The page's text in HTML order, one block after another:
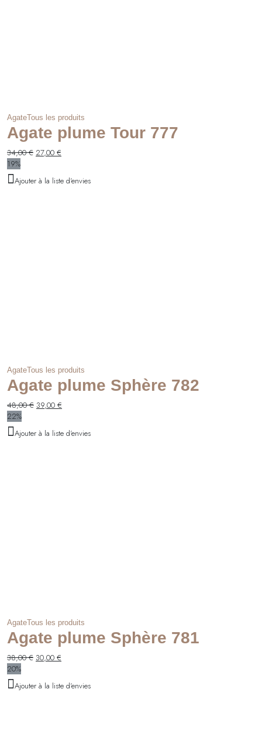
AgateTous les produits
Agate plume Tour 777
34,00€ Le
était :
27,00 €
est :
19%
Ajouter à la liste d'envies
AgateTous les produits
Agate plume Sphère 782
48,00€ Le
était :
39,00 €
est :
22%
Ajouter à la liste d'envies
AgateTous les produits
Agate plume Sphère 781
38,00€ Le
était :
30,00 €
est :
20%
Ajouter à la liste d'envies